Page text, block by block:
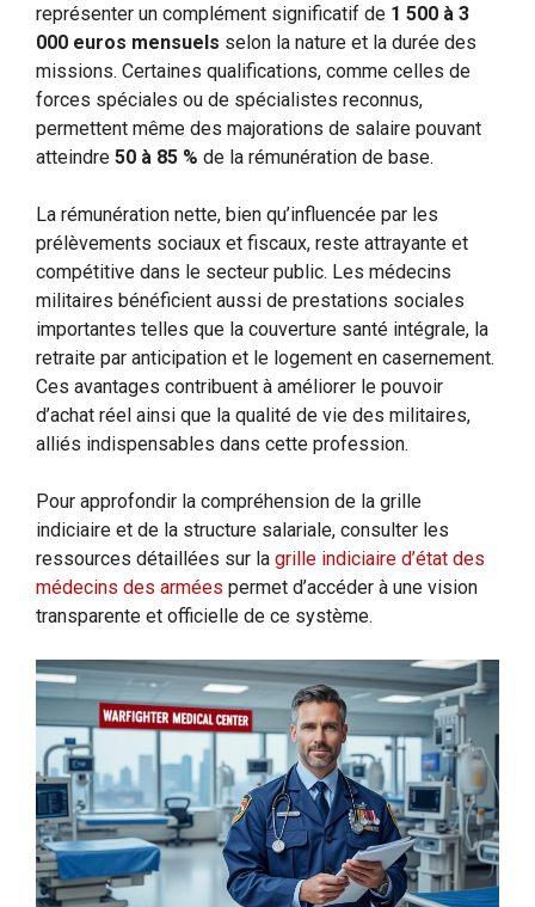
représenter un complément significatif de 1 500 à 3
000 euros mensuels selon la nature et la durée des
missions. Certaines qualifications, comme celles de
forces spéciales ou de spécialistes reconnus,
permettent même des majorations de salaire pouvant
atteindre 50 à 85 % de la rémunération de base.
La rémunération nette, bien qu’influencée par les
prélèvements sociaux et fiscaux, reste attrayante et
compétitive dans le secteur public. Les médecins
militaires bénéficient aussi de prestations sociales
importantes telles que la couverture santé intégrale, la
retraite par anticipation et le logement en casernement.
Ces avantages contribuent à améliorer le pouvoir
d’achat réel ainsi que la qualité de vie des militaires,
alliés indispensables dans cette profession.
Pour approfondir la compréhension de la grille
indiciaire et de la structure salariale, consulter les
ressources détaillées sur la grille indiciaire d’état des
médecins des armées permet d’accéder à une vision
transparente et officielle de ce système.